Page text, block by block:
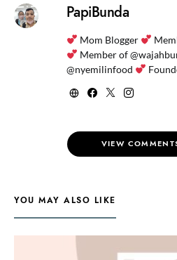
PapiBunda
Mom Blogger
Member of
@nyemilinfood
VIEW
YOU MAY ALSO LIKE